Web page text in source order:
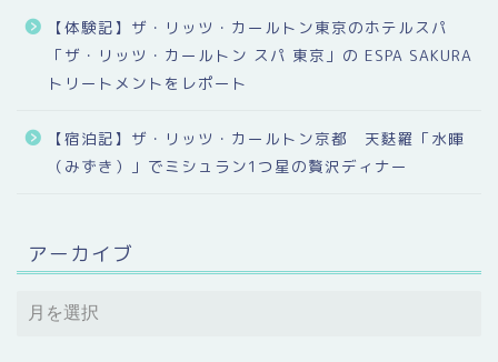
【体験記】ザ・リッツ・カールトン東京のホテルスパ
「ザ・リッツ・カールトン スパ 東京」の ESPA SAKURA
トリートメントをレポート
【宿泊記】ザ・リッツ・カールトン京都 天麩羅「水暉
（みずき）」でミシュラン1つ星の贅沢ディナー
アーカイブ